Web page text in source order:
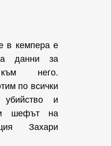
в кемпера е
данни за
него.
по всички
и
шефът на
Захари